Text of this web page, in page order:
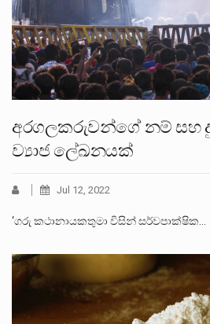
අරගලකරුවන්ගේ නම් සහ
ව්‍යාජ ලේඛනයක්
Jul 12, 2022
‘ගරු කථානායකතුමා විසින් සර්වපාක්ෂික…